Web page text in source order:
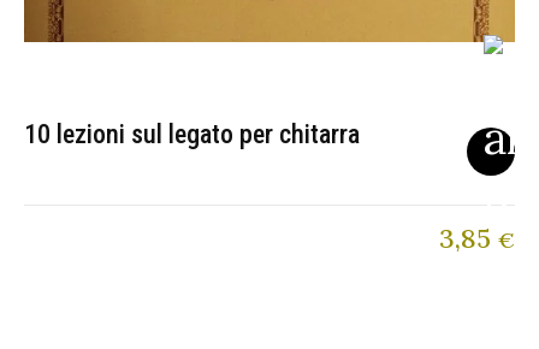
10 lezioni sul legato per chitarra
3,85 €